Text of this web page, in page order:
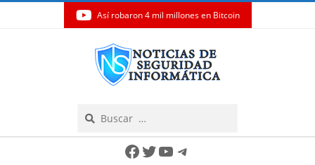
Así robaron 4 mil millones en Bitcoin
Facebook
Twitter
YouTube
Telegram